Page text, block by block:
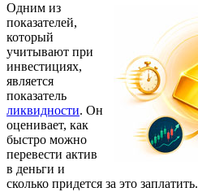
Одним из
показателей,
который
учитывают при
инвестициях,
является
показатель
ликвидности. Он
оценивает, как
быстро можно
перевести актив
в деньги и
сколько придется за это заплатить.